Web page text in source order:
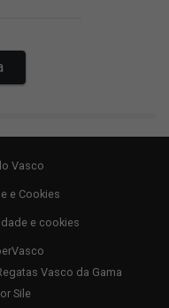
Vasco
e Cookies
e cookies
Vasco da Gama
Sile